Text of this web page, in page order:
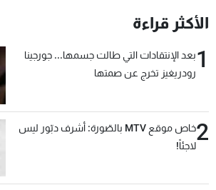
الأكثر قراءة
1بعد الإنتقادات التي طالت جسمها... جورجينا
رودريغيز تخرج عن صمتها
2
خاص موقع MTV بالصّورة: أشرف دبّور ليس
لاجئاً!